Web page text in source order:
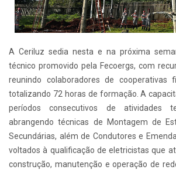
A Ceriluz sedia nesta e na próxima
técnico promovido pela Fecoergs, com
reunindo colaboradores de cooperativas
totalizando 72 horas de formação. A
períodos consecutivos de atividades
abrangendo técnicas de Montagem de
Secundárias, além de Condutores e
voltados à qualificação de eletricistas que
construção, manutenção e operação de